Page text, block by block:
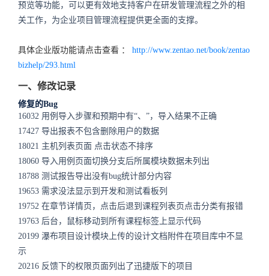
预览等功能，可以更有效地支持客户在研发管理流程之外的相
关工作，为企业项目管理流程提供更全面的支撑。
具体企业版功能请点击查看 ：
http://www.zentao.net/book/zentao
bizhelp/293.html
一、修改记录
修复的Bug
16032 用例导入步骤和预期中有“、”，导入结果不正确
17427 导出报表不包含删除用户的数据
18021 主机列表页面 点击状态不排序
18060 导入用例页面切换分支后所属模块数据未列出
18788 测试报告导出没有bug统计部分内容
19653 需求没法显示到开发和测试看板列
19752 在章节详情页，点击后退到课程列表页点击分类有报错
19763 后台，鼠标移动到所有课程标签上显示代码
20199 瀑布项目设计模块上传的设计文档附件在项目库中不显
示
20216 反馈下的权限页面列出了迅捷版下的项目